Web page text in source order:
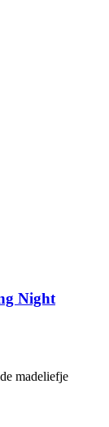
Night
madeliefje